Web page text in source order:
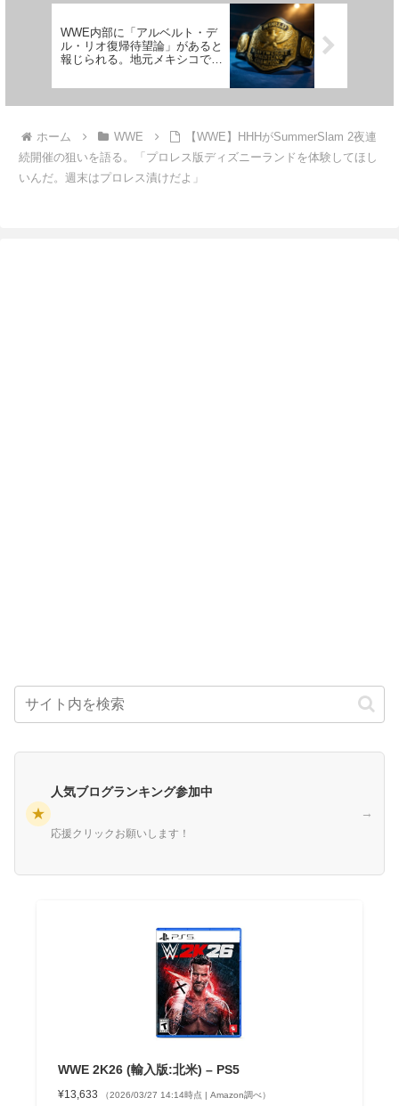
WWE内部に「アルベルト・デ
ル・リオ復帰待望論」があると
報じられる。地元メキシコでは
去就に注目
ホーム WWE
【WWE】HHHがSummerSlam 2夜連
続開催の狙いを語る。「プロレス版ディズニーランドを体験してほし
いんだ。週末はプロレス漬けだよ」
★
人気ブログランキング参加中
応援クリックお願いします！
→
WWE 2K26 (輸入版:北米) – PS5
¥13,633 （2026/03/27 14:14時点 | Amazon調べ）